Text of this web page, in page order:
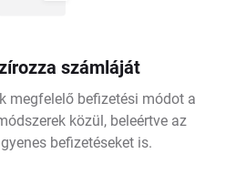
számláját
megfelelő befizetési módot a
közül, beleértve az
befizetéseket is.